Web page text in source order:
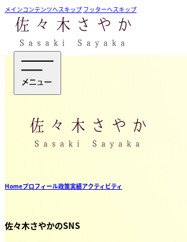
メインコンテンツへスキップ フッターへスキップ
Homeプロフィール政策実績アクティビティ
佐々木さやかのSNS